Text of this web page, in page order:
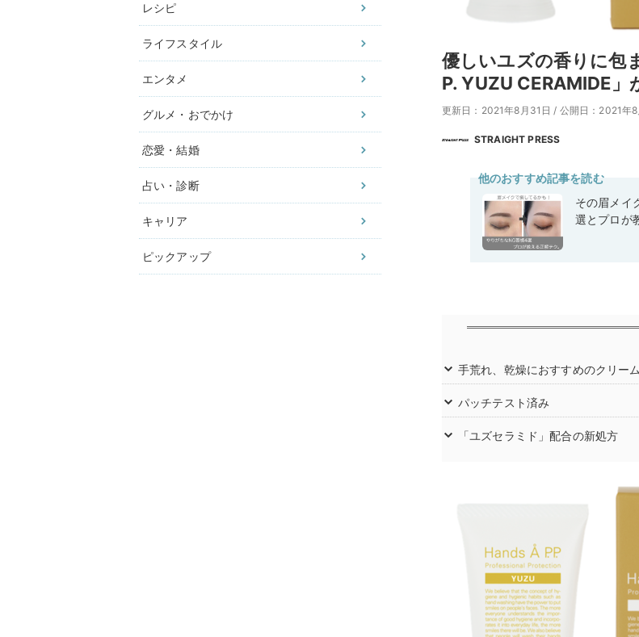
レシピ
ライフスタイル
エンタメ
グルメ・おでかけ
恋愛・結婚
占い・診断
キャリア
ピックアップ
優しいユズの香りに包
P. YUZU CERAMIDE」
更新日：2021年8月31日 / 公開日：2021年8
STRAIGHT PRESS
他のおすすめ記事を読む
その眉メイ
選とプロが
⼿荒れ、乾燥におすすめのクリーム
パッチテスト済み
「ユズセラミド」配合の新処方